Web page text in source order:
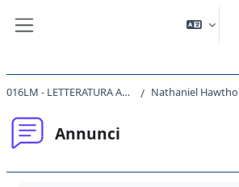
016LM - LETTERATURA ANGLO-AMERICANA I 2024
Annunci